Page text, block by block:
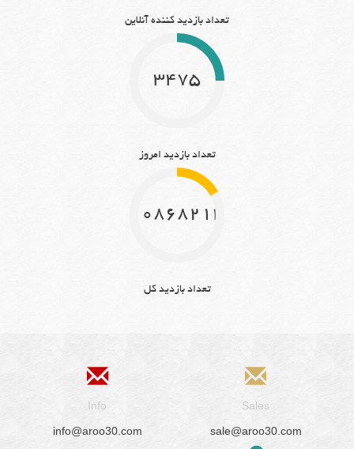
تعداد بازدید کننده آنلاین
3475
تعداد بازدید امروز
10868214
تعداد بازدید کل
Info
info@aroo30.com
Sales
sale@aroo30.com